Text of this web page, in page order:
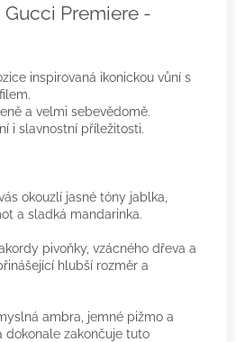
Premiere -
inspirovaná ikonickou vůní s
a velmi sebevědomě.
i slavnostní příležitosti.
okouzlí jasné tóny jablka,
a sladká mandarinka.
pivoňky, vzácného dřeva a
hlubší rozměr a
ambra, jemné pižmo a
dokonale zakončuje tuto